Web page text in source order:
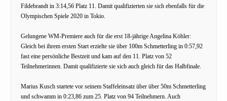
Fildebrandt in 3:14,56 Platz 11. Damit qualifizierten sie sich ebenfalls für die
Olympischen Spiele 2020 in Tokio.
Gelungene WM-Premiere auch für die erst 18-jährige Angelina Köhler:
Gleich bei ihrem ersten Start erzielte sie über 100m Schmetterling in 0:57,92
fast eine persönliche Bestzeit und kam auf den 11. Platz von 52
Teilnehmerinnen. Damit qualifizierte sie sich auch gleich für das Halbfinale.
Marius Kusch startete vor seinem Staffeleinsatz über über 50m Schmetterling
und schwamm in 0:23,86 zum 25. Platz von 94 Teilnehmern. Auch